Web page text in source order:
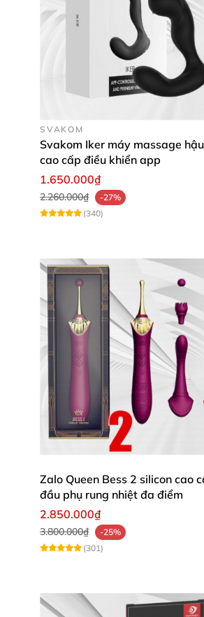
SVAKOM
Svakom Iker máy massage
cao cấp điều khiển app
1.650.000₫
2.260.000₫
-27%
(340)
Zalo Queen Bess 2 silicon cao
đầu phụ rung nhiệt đa điểm
2.850.000₫
3.800.000₫
-25%
(301)